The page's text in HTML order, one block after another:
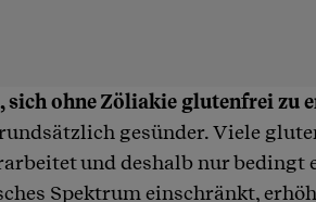
sich ohne Zöliakie glutenfrei zu
gesünder. Viele
und deshalb nur bedingt
Spektrum einschränkt,